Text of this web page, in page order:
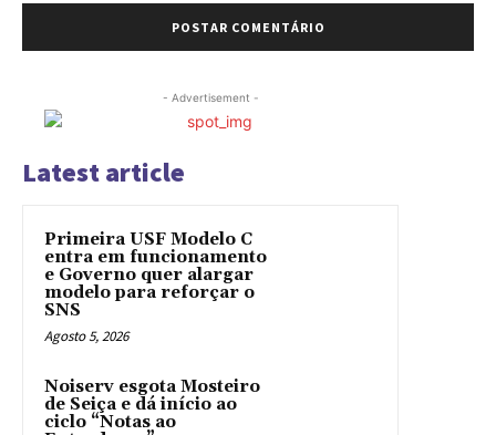
- Advertisement -
Latest article
Primeira USF Modelo C
entra em funcionamento
e Governo quer alargar
modelo para reforçar o
SNS
Agosto 5, 2026
Noiserv esgota Mosteiro
de Seiça e dá início ao
ciclo “Notas ao